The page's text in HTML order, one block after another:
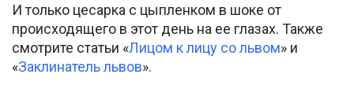
И только цесарка с цыпленком в шоке от
происходящего в этот день на ее глазах. Также
смотрите статьи «Лицом к лицу со львом» и
«Заклинатель львов».